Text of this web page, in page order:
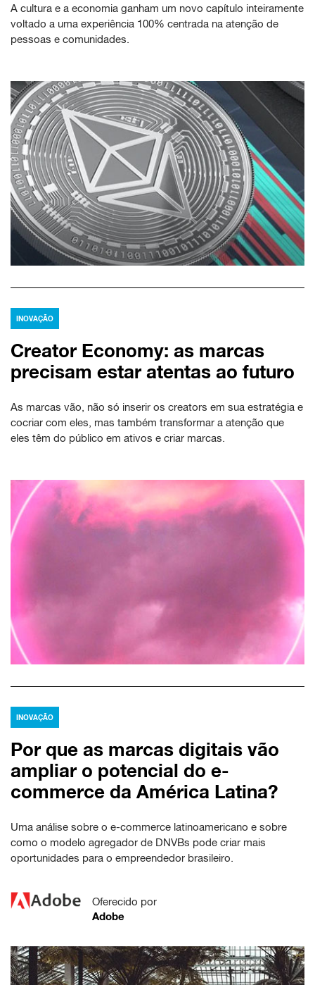
A cultura e a economia ganham um novo capítulo inteiramente
voltado a uma experiência 100% centrada na atenção de
pessoas e comunidades.
INOVAÇÃO
Creator Economy: as marcas
precisam estar atentas ao futuro
As marcas vão, não só inserir os creators em sua estratégia e
cocriar com eles, mas também transformar a atenção que
eles têm do público em ativos e criar marcas.
INOVAÇÃO
Por que as marcas digitais vão
ampliar o potencial do e-
commerce da América Latina?
Uma análise sobre o e-commerce latinoamericano e sobre
como o modelo agregador de DNVBs pode criar mais
oportunidades para o empreendedor brasileiro.
Oferecido por
Adobe